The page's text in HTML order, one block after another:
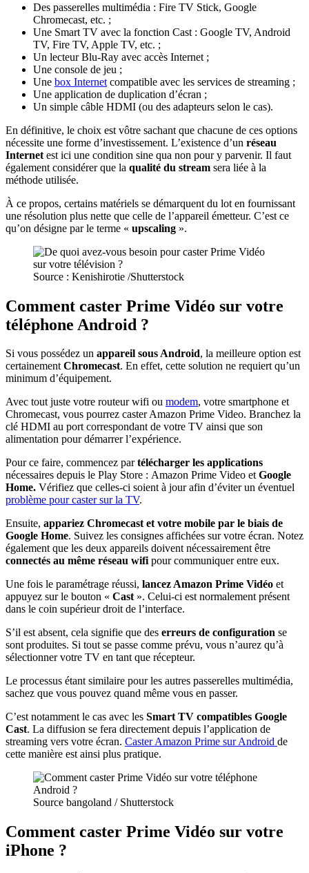
Des passerelles multimédia : Fire TV Stick, Google
Chromecast, etc. ;
Une Smart TV avec la fonction Cast : Google TV, Android
TV, Fire TV, Apple TV, etc. ;
Un lecteur Blu-Ray avec accès Internet ;
Une console de jeu ;
Une box Internet compatible avec les services de streaming ;
Une application de duplication d’écran ;
Un simple câble HDMI (ou des adapteurs selon le cas).
En définitive, le choix est vôtre sachant que chacune de ces options
nécessite une forme d’investissement. L’existence d’un réseau
Internet est ici une condition sine qua non pour y parvenir. Il faut
également considérer que la qualité du stream sera liée à la
méthode utilisée.
À ce propos, certains matériels se démarquent du lot en fournissant
une résolution plus nette que celle de l’appareil émetteur. C’est ce
qu’on désigne par le terme « upscaling ».
Source : Kenishirotie /Shutterstock
Comment caster Prime Vidéo sur votre
téléphone Android ?
Si vous possédez un appareil sous Android, la meilleure option est
certainementChromecast. En effet, cette solution ne requiert qu’un
minimum d’équipement.
Avec tout juste votre routeur wifi ou modem, votre smartphone et
Chromecast, vous pourrez caster Amazon Prime Video. Branchez la
clé HDMI au port correspondant de votre TV ainsi que son
alimentation pour démarrer l’expérience.
Pour ce faire, commencez partélécharger les applications
nécessaires depuis le Play Store : Amazon Prime Video etGoogle
Home. Vérifiez que celles-ci soient à jour afin d’éviter un éventuel
problème pour caster sur la TV.
Ensuite, appariez Chromecast et votre mobile par le biais de
Google Home. Suivez les consignes affichées sur votre écran. Notez
également que les deux appareils doivent nécessairement être
connectés au même réseau wifipour communiquer entre eux.
Une fois le paramétrage réussi, lancez Amazon Prime Vidéo et
appuyez sur le bouton « Cast ». Celui-ci est normalement présent
dans le coin supérieur droit de l’interface.
S’il est absent, cela signifie que des erreurs de configuration se
sont produites. Si tout se passe comme prévu, vous n’aurez qu’à
sélectionner votre TV en tant que récepteur.
Le processus étant similaire pour les autres passerelles multimédia,
sachez que vous pouvez quand même vous en passer.
C’est notamment le cas avec les Smart TV compatibles Google
Cast. La diffusion se fera directement depuis l’application de
streaming vers votre écran. Caster Amazon Prime sur Android de
cette manière est ainsi plus pratique.
Source bangoland / Shutterstock
Comment caster Prime Vidéo sur votre
iPhone ?